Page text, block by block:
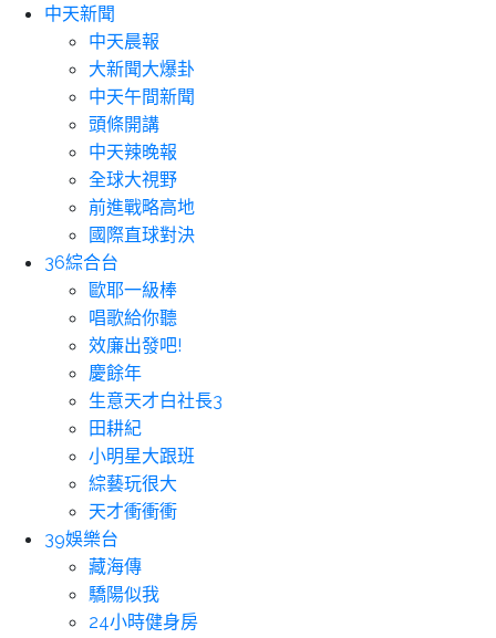
中天新聞
中天晨報
大新聞大爆卦
中天午間新聞
頭條開講
中天辣晚報
全球大視野
前進戰略高地
國際直球對決
36綜合台
歐耶一級棒
唱歌給你聽
效廉出發吧!
慶餘年
生意天才白社長3
田耕紀
小明星大跟班
綜藝玩很大
天才衝衝衝
39娛樂台
藏海傳
驕陽似我
24小時健身房